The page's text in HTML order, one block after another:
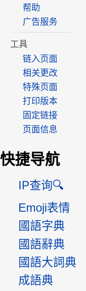
帮助
广告服务
工具
链入页面
相关更改
特殊页面
打印版本
固定链接
页面信息
快捷导航
IP查询🔍
Emoji表情
國語字典
國語辭典
國語大詞典
成語典